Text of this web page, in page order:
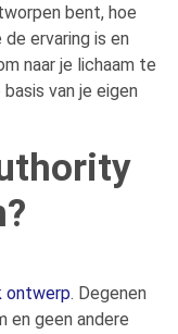
bent, hoe
ervaring is en
naar je lichaam te
van je eigen
ontwerp. Degenen
en geen andere